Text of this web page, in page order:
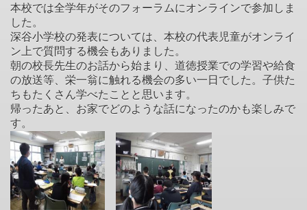
本校では全学年がそのフォーラムにオンラインで参加しま
した。
深谷小学校の発表については、本校の代表児童がオンライ
ン上で質問する機会もありました。
朝の校長先生のお話から始まり、道徳授業での学習や給食
の放送等、栄一翁に触れる機会の多い一日でした。子供た
ちもたくさん学べたことと思います。
帰ったあと、お家でどのような話になったのかも楽しみで
す。